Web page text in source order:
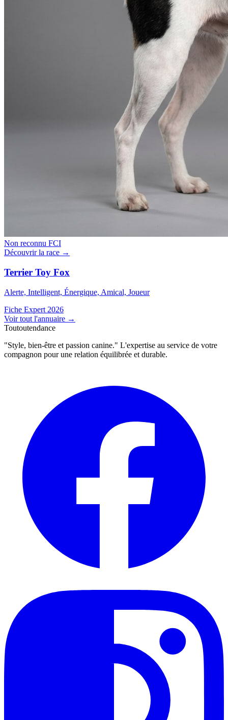
Non reconnu FCI
Découvrir la race →
Terrier Toy Fox
Alerte, Intelligent, Énergique, Amical, Joueur
Fiche Expert 2026
Voir tout l'annuaire →
Toutoutendance
"Style, bien-être et passion canine." L'expertise au service de votre
compagnon pour une relation équilibrée et durable.